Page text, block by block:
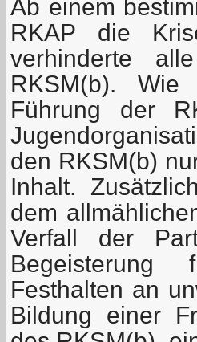
Ab einem
RKAP die
verhinderte
RKSM(b).
Führung der
den RKSM(b)
Inhalt.
dem
Verfall der
Begeisterung
Festhalten an
Bildung einer